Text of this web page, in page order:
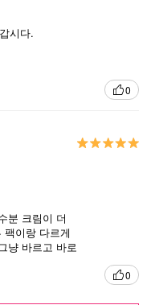
시다.
0
분 크림이 더
이랑 다르게
냥 바르고 바로
0